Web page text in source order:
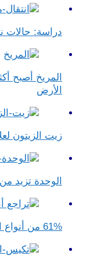
دراسة: حالات
المريخ أصبح
الأرض
زيت الزيتون
الوحدة تزيد
61% من أنواع الطيور في العالم تتراجع أعدادها